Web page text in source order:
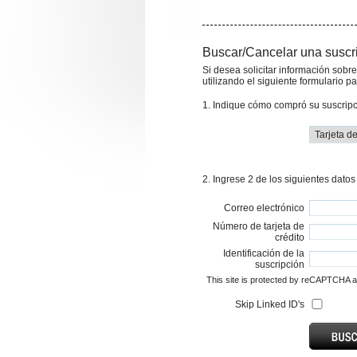
Buscar/Cancelar una
Si desea solicitar información
utilizando el siguiente formulario
1. Indique cómo compró su
2. Ingrese 2 de los siguientes
Correo electrónico
Número de tarjeta de
crédito
Identificación de la
suscripción
This site is protected by reCAPTCHA
Skip Linked ID's